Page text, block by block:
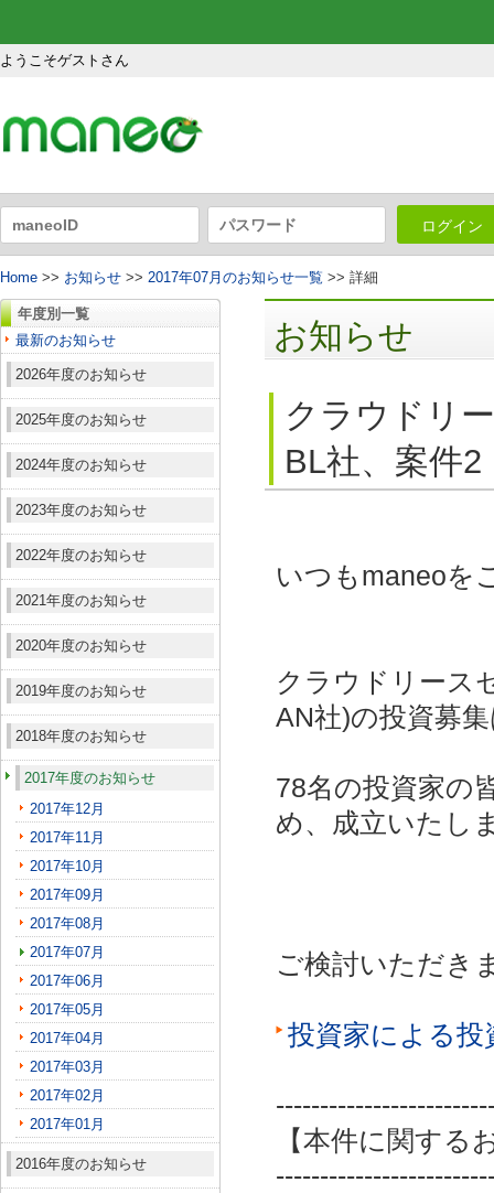
ようこそゲストさん
ログイン
Home >> お知らせ >> 2017年07月のお知らせ一覧 >> 詳細
年度別一覧
最新のお知らせ
2026年度のお知らせ
2025年度のお知らせ
2024年度のお知らせ
2023年度のお知らせ
2022年度のお知らせ
2021年度のお知らせ
2020年度のお知らせ
2019年度のお知らせ
2018年度のお知らせ
2017年度のお知らせ
2017年12月
2017年11月
2017年10月
2017年09月
2017年08月
2017年07月
2017年06月
2017年05月
2017年04月
2017年03月
2017年02月
2017年01月
2016年度のお知らせ
お知らせ
クラウドリ
BL社、案件2
いつもmaneoを
クラウドリース
AN社)の投資募
78名の投資家の
め、成立いたし
ご検討いただき
投資家による
【本件に関する